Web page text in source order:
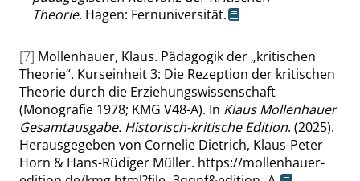
Theorie. Hagen: Fernuniversität.
[7] Mollenhauer, Klaus. Pädagogik der „kritischen
Theorie“. Kurseinheit 3: Die Rezeption der kritischen
Theorie durch die Erziehungswissenschaft
(Monografie 1978; KMG V48-A). In Klaus Mollenhauer
Gesamtausgabe. Historisch-kritische Edition. (2025).
Herausgegeben von Cornelie Dietrich, Klaus-Peter
Horn & Hans-Rüdiger Müller. https://mollenhauer-